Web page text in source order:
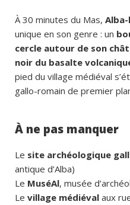
À 30 minutes du Mas,
unique en son genre : un
cercle autour de son
noir du basalte
pied du village médiéval
gallo-romain de premier
À ne pas manquer
Le site archéologique
antique d’Alba)
Le MuséAl, musée
Le village médiéval aux